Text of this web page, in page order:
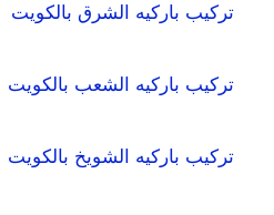
تركيب باركيه الشرق بالكويت
تركيب باركيه الشعب بالكويت
تركيب باركيه الشويخ بالكويت